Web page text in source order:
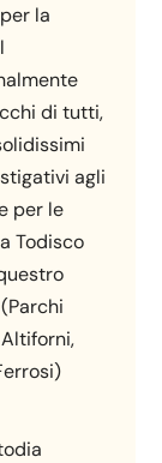
la
di tutti,
agli
per le
Todisco